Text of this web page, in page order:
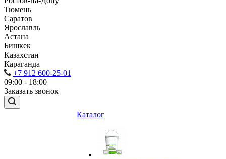
Тюмень
Саратов
Ярославль
Астана
Бишкек
Казахстан
Караганда
+7 912 600-25-01
09:00 - 18:00
Заказать звонок
Каталог